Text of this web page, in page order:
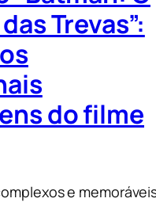
Trevas”:
do filme
e